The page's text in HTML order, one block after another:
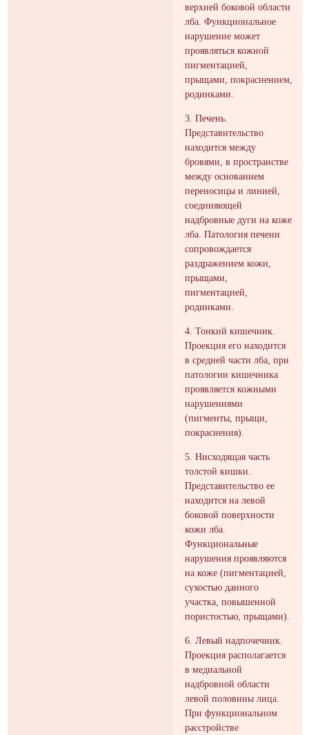
верхней боковой области
лба. Функциональное
нарушение может
проявляться кожной
пигментацией,
прыщами, покраснением,
родинками.
3. Печень.
Представительство
находится между
бровями, в пространстве
между основанием
переносицы и линией,
соединяющей
надбровные дуги на коже
лба. Патология печени
сопровождается
раздражением кожи,
прыщами,
пигментацией,
родинками.
4. Тонкий кишечник.
Проекция его находится
в средней части лба, при
патологии кишечника
проявляется кожными
нарушениями
(пигменты, прыщи,
покраснения).
5. Нисходящая часть
толстой кишки.
Представительство ее
находится на левой
боковой поверхности
кожи лба.
Функциональные
нарушения проявляются
на коже (пигментацией,
сухостью данного
участка, повышенной
пористостью, прыщами).
6. Левый надпочечник.
Проекция располагается
в медиальной
надбровной области
левой половины лица.
При функциональном
расстройстве